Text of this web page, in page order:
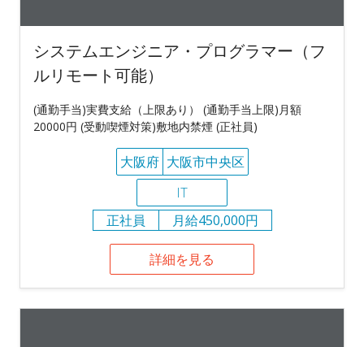
システムエンジニア・プログラマー（フ
ルリモート可能）
(通勤手当)実費支給（上限あり） (通勤手当上限)月額
20000円 (受動喫煙対策)敷地内禁煙 (正社員)
大阪府 大阪市中央区
IT
正社員
月給450,000円
詳細を見る